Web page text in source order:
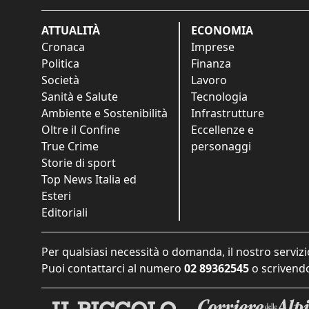
ATTUALITÀ
Cronaca
Politica
Società
Sanità e Salute
Ambiente e Sostenibilità
Oltre il Confine
True Crime
Storie di sport
Top News Italia ed
Esteri
Editoriali
ECONOMIA
Imprese
Finanza
Lavoro
Tecnologia
Infrastrutture
Eccellenze e
personaggi
Per qualsiasi necessità o domanda, il nostro
Puoi contattarci al numero 02 89362545 o